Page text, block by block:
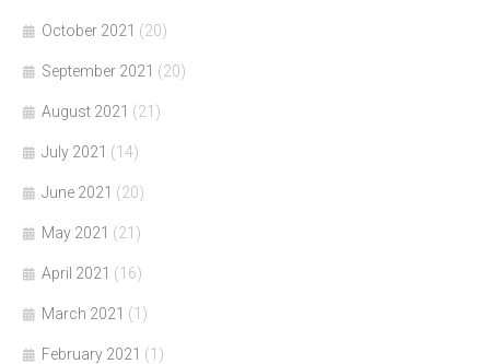
October 2021 (20)
September 2021 (20)
August 2021 (21)
July 2021 (14)
June 2021 (20)
May 2021 (21)
April 2021 (16)
March 2021 (1)
February 2021 (1)